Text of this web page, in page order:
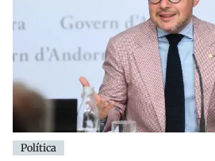
Política